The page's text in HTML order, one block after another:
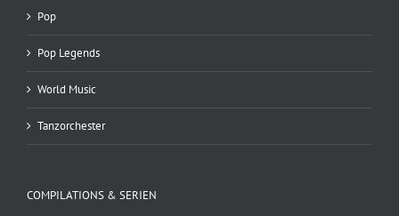
Pop
Pop Legends
World Music
Tanzorchester
COMPILATIONS & SERIEN